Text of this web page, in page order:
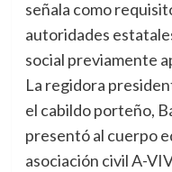
señala como
autoridades
social previamente
La regidora
el cabildo porteño,
presentó al cuerpo
asociación civil A-